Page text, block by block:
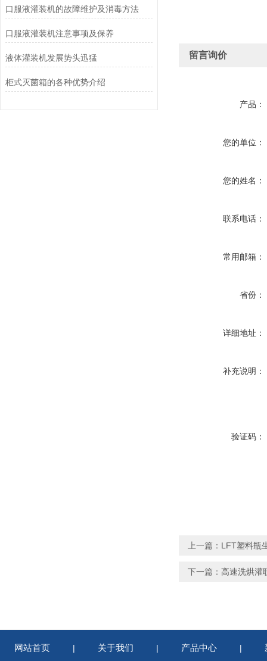
口服液灌装机的故障维护及消毒方法
口服液灌装机注意事项及保养
液体灌装机发展势头迅猛
柜式灭菌箱的各种优势介绍
留言询价
产品：
您的单位：
您的姓名：
联系电话：
常用邮箱：
省份：
详细地址：
补充说明：
验证码：
上一篇： LFT塑料瓶
下一篇： 高速洗烘灌
网站首页 | 关于我们 | 产品中心 |